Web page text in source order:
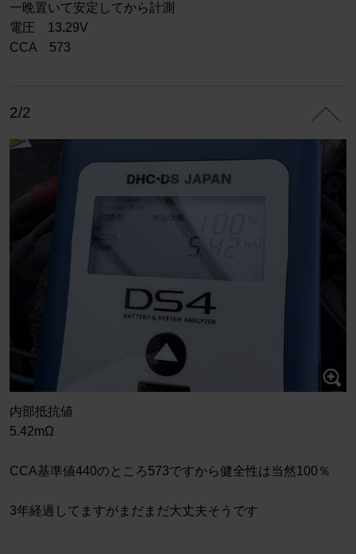
一晩置いて安定してから計測
電圧 13.29V
CCA 573
2/2
内部抵抗値
5.42mΩ
CCA基準値440のところ573ですから健全性は当然100％
3年経過してますがまだまだ大丈夫そうです